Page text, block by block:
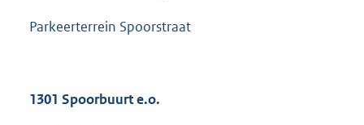
Parkeerterrein Spoorstraat
1301 Spoorbuurt e.o.